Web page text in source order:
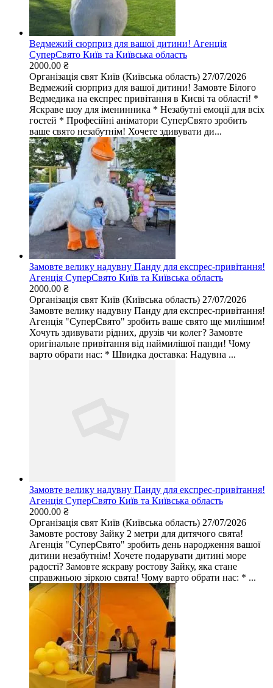
Ведмежий сюрприз для вашої дитини! Агенція
СуперСвято Київ та Київська область
2000.00 ₴
Організація свят Київ (Київська область) 27/07/2026
Ведмежий сюрприз для вашої дитини! Замовте Білого
Ведмедика на експрес привітання в Києві та області! *
Яскраве шоу для іменинника * Незабутні емоції для всіх
гостей * Професійні аніматори СуперСвято зробить
ваше свято незабутнім! Хочете здивувати ди...
Замовте велику надувну Панду для експрес-привітання!
Агенція СуперСвято Київ та Київська область
2000.00 ₴
Організація свят Київ (Київська область) 27/07/2026
Замовте велику надувну Панду для експрес-привітання!
Агенція "СуперСвято" зробить ваше свято ще милішим!
Хочуть здивувати рідних, друзів чи колег? Замовте
оригінальне привітання від наймилішої панди! Чому
варто обрати нас: * Швидка доставка: Надувна ...
Замовте велику надувну Панду для експрес-привітання!
Агенція СуперСвято Київ та Київська область
2000.00 ₴
Організація свят Київ (Київська область) 27/07/2026
Замовте ростову Зайку 2 метри для дитячого свята!
Агенція "СуперСвято" зробить день народження вашої
дитини незабутнім! Хочете подарувати дитині море
радості? Замовте яскраву ростову Зайку, яка стане
справжньою зіркою свята! Чому варто обрати нас: * ...